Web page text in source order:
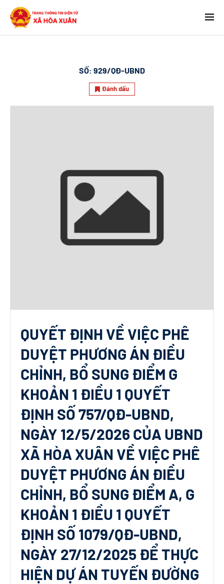
SỐ: 929/QĐ-UBND
Đánh dấu
QUYẾT ĐỊNH VỀ VIỆC PHÊ
DUYỆT PHƯƠNG ÁN ĐIỀU
CHỈNH, BỔ SUNG ĐIỂM G
KHOẢN 1 ĐIỀU 1 QUYẾT
ĐỊNH SỐ 757/QĐ-UBND,
NGÀY 12/5/2026 CỦA UBND
XÃ HÒA XUÂN VỀ VIỆC PHÊ
DUYỆT PHƯƠNG ÁN ĐIỀU
CHỈNH, BỔ SUNG ĐIỂM A, G
KHOẢN 1 ĐIỀU 1 QUYẾT
ĐỊNH SỐ 1079/QĐ-UBND,
NGÀY 27/12/2025 ĐỂ THỰC
HIỆN DỰ ÁN TUYẾN ĐƯỜNG